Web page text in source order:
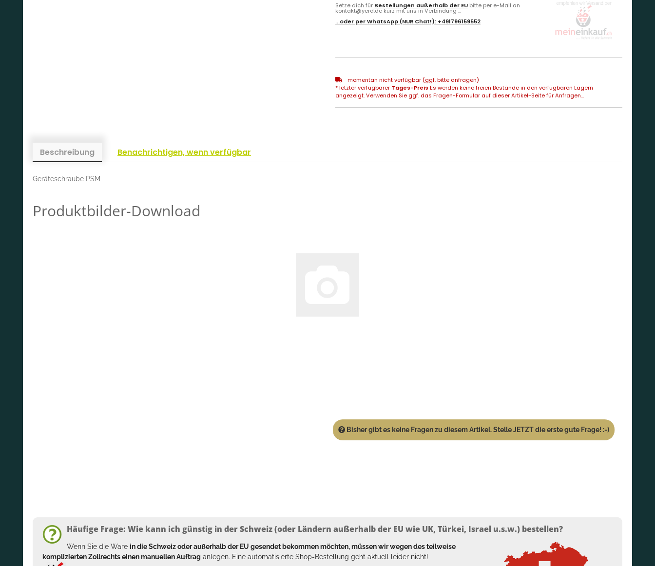
Setze dich für Bestellungen außerhalb der EU bitte per e-Mail an
kontakt@yerd.de kurz mit uns in Verbindung ...
...oder perWhatsApp (NUR Chat!): +491796159552
momentan nicht verfügbar (ggf. bitte anfragen)
* letzter verfügbarer Tages-Preis Es werden keine freien Bestände in den verfügbaren Lägern
angezeigt. Verwenden Sie ggf. das Fragen-Formular auf dieser Artikel-Seite für Anfragen...
Beschreibung Benachrichtigen, wenn verfügbar
Geräteschraube PSM
Produktbilder-Download
Bisher gibt es keine Fragen zu diesem Artikel. Stelle JETZT die erste gute Frage! :-)
Häufige Frage: Wie kann ich günstig in der Schweiz (oder Ländern außerhalb der EU wie UK, Türkei, Israel u.s.w.) bestellen?
Wenn Sie die Ware in die Schweiz oder außerhalb der EU gesendet bekommen möchten, müssen wir wegen des teilweise
komplizierten Zollrechts einen manuellen Auftrag anlegen. Eine automatisierte Shop-Bestellung geht aktuell leider nicht!